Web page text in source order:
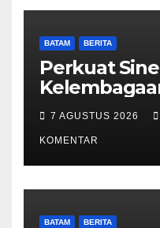
BATAM BERITA
Perkuat
dan BPOM
Pelayanan
Obat Aman
7 AGUSTUS 2026
KOMENTAR
BATAM BERITA